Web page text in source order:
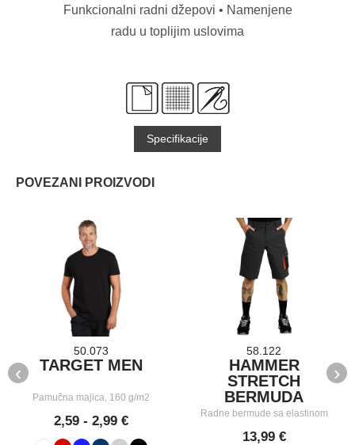
Funkcionalni radni džepovi • Namenjene
radu u toplijim uslovima
Specifikacije
POVEZANI PROIZVODI
50.073
TARGET MEN
Pamučna majica, 160 g/m2
2,59 - 2,99 €
58.122
HAMMER
STRETCH
BERMUDA
Radne bermude sa elastinom
13,99 €
‹ ›